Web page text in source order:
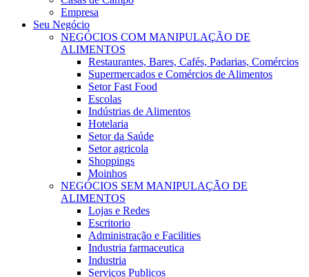
Empresa
Seu Negócio
NEGÓCIOS COM MANIPULAÇÃO DE
ALIMENTOS
Restaurantes, Bares, Cafés, Padarias, Comércios
Supermercados e Comércios de Alimentos
Setor Fast Food
Escolas
Indústrias de Alimentos
Hotelaria
Setor da Saúde
Setor agricola
Shoppings
Moinhos
NEGÓCIOS SEM MANIPULAÇÃO DE
ALIMENTOS
Lojas e Redes
Escritorio
Administração e Facilities
Industria farmaceutica
Industria
Serviços Publicos